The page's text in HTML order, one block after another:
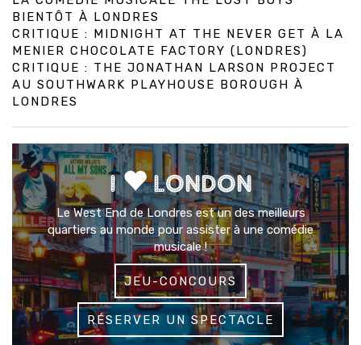
BIENTÔT À LONDRES
CRITIQUE : MIDNIGHT AT THE NEVER GET À LA
MENIER CHOCOLATE FACTORY (LONDRES)
CRITIQUE : THE JONATHAN LARSON PROJECT
AU SOUTHWARK PLAYHOUSE BOROUGH À
LONDRES
I LONDON
Le West End de Londres est un des meilleurs
quartiers au monde pour assister à une comédie
musicale !
JEU-CONCOURS
RÉSERVER UN SPECTACLE